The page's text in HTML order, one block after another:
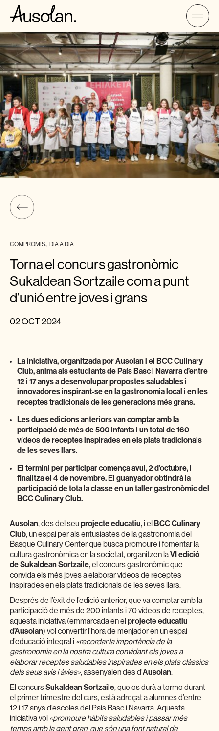
COMPROMÍS DIA A DIA
Torna el concurs gastronòmic
Sukaldean Sortzaile com a punt
d’unió entre joves i grans
02 OCT 2024
La iniciativa, organitzada por Ausolan i el BCC Culinary
Club,anima als estudiants de País Basc i Navarra d’entre
12 i 17 anys a desenvolupar propostes saludables i
innovadores inspirant-se en la gastronomia local i en les
receptes tradicionals de les generacions més grans.
Les dues edicions anteriors van comptar amb la
participació de més de 500 infants i un total de 160
vídeos de receptes inspirades en els plats tradicionals
de les seves llars.
El termini per participar comença avui, 2 d’octubre, i
finalitza el 4 de novembre. El guanyador obtindrà la
participació de tota la classe en un taller gastronòmic del
BCC Culinary Club.
Ausolan, des del seuprojecte educatiu,i el
BCC Culinary
Club, un espai per als entusiastes de la gastronomia del
Basque Culinary Center que busca promoure i fomentar la
cultura gastronòmica en la societat, organitzen laVI edició
de Sukaldean Sortzaile,el concurs gastronòmic que
convida els més joves a elaborar vídeos de receptes
inspirades en els plats tradicionals de les seves llars.
Després de l’èxit de l’edició anterior, que va comptar amb la
participació de més de 200 infants i 70 vídeos de receptes,
aquesta iniciativa (emmarcada en el projecte educatiu
d’Ausolan) vol convertir l’hora de menjador en un espai
d’educació integral i «recordar la importància de la
gastronomia en la nostra cultura convidant els joves a
elaborar receptes saludables inspirades en els plats clàssics
dels seus avis i àvies», assenyalen des d’Ausolan.
El concursSukaldean Sortzaile, que es durà a terme durant
el primer trimestre del curs, està adreçat a alumnes d’entre
12 i 17 anys d’escoles del País Basc i Navarra. Aquesta
iniciativa vol «promoure hàbits saludables i passar més
temps amb la gent gran, que són una font natural de